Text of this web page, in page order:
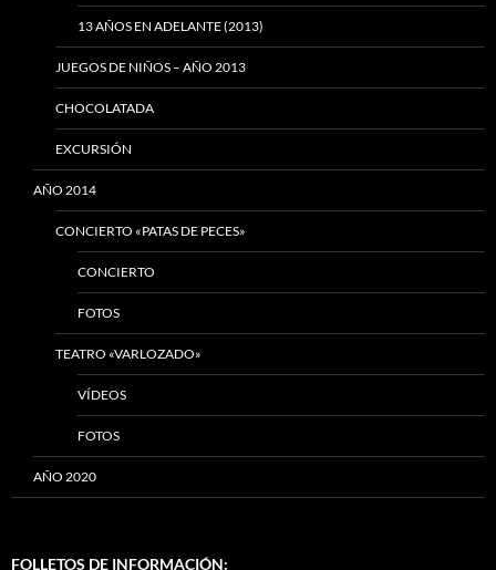
13 AÑOS EN ADELANTE (2013)
JUEGOS DE NIÑOS – AÑO 2013
CHOCOLATADA
EXCURSIÓN
AÑO 2014
CONCIERTO «PATAS DE PECES»
CONCIERTO
FOTOS
TEATRO «VARLOZADO»
VÍDEOS
FOTOS
AÑO 2020
FOLLETOS DE INFORMACIÓN: